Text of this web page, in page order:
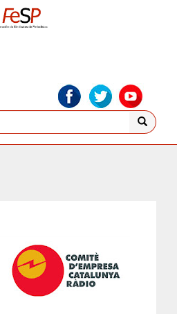
Search
for: